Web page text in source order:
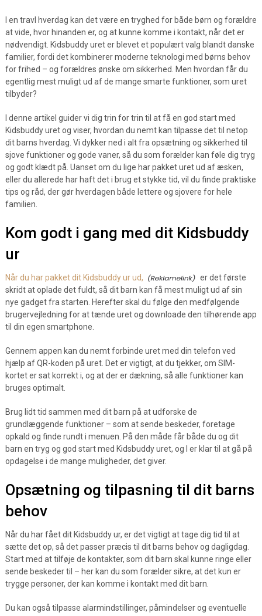
I en travl hverdag kan det være en tryghed for både børn og forældre
at vide, hvor hinanden er, og at kunne komme i kontakt, når det er
nødvendigt. Kidsbuddy uret er blevet et populært valg blandt danske
familier, fordi det kombinerer moderne teknologi med børns behov
for frihed – og forældres ønske om sikkerhed. Men hvordan får du
egentlig mest muligt ud af de mange smarte funktioner, som uret
tilbyder?
I denne artikel guider vi dig trin for trin til at få en god start med
Kidsbuddy uret og viser, hvordan du nemt kan tilpasse det til netop
dit barns hverdag. Vi dykker ned i alt fra opsætning og sikkerhed til
sjove funktioner og gode vaner, så du som forælder kan føle dig tryg
og godt klædt på. Uanset om du lige har pakket uret ud af æsken,
eller du allerede har haft det i brug et stykke tid, vil du finde praktiske
tips og råd, der gør hverdagen både lettere og sjovere for hele
familien.
Kom godt i gang med dit Kidsbuddy
ur
Når du har pakket dit Kidsbuddy ur ud,
er det første
skridt at oplade det fuldt, så dit barn kan få mest muligt ud af sin
nye gadget fra starten. Herefter skal du følge den medfølgende
brugervejledning for at tænde uret og downloade den tilhørende app
til din egen smartphone.
Gennem appen kan du nemt forbinde uret med din telefon ved
hjælp af QR-koden på uret. Det er vigtigt, at du tjekker, om SIM-
kortet er sat korrekt i, og at der er dækning, så alle funktioner kan
bruges optimalt.
Brug lidt tid sammen med dit barn på at udforske de
grundlæggende funktioner – som at sende beskeder, foretage
opkald og finde rundt i menuen. På den måde får både du og dit
barn en tryg og god start med Kidsbuddy uret, og I er klar til at gå på
opdagelse i de mange muligheder, det giver.
Opsætning og tilpasning til dit barns
behov
Når du har fået dit Kidsbuddy ur, er det vigtigt at tage dig tid til at
sætte det op, så det passer præcis til dit barns behov og dagligdag.
Start med at tilføje de kontakter, som dit barn skal kunne ringe eller
sende beskeder til – her kan du som forælder sikre, at det kun er
trygge personer, der kan komme i kontakt med dit barn.
Du kan også tilpasse alarmindstillinger, påmindelser og eventuelle